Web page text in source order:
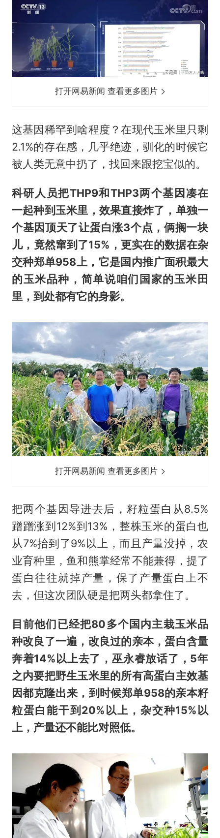
打开网易新闻 查看更多图片
这基因稀罕到啥程度？在现代玉米里只剩
2.1%的存在感，几乎绝迹，驯化的时候它
被人类无意中扔了，找回来跟挖宝似的。
科研人员把THP9和THP3两个基因凑在
一起种到玉米里，效果直接炸了，单独一
个基因顶天了让蛋白涨3个点，俩搁一块
儿，竟然窜到了15%，更实在的数据在杂
交种郑单958上，它是国内推广面积最大
的玉米品种，简单说咱们国家的玉米田
里，到处都有它的身影。
打开网易新闻 查看更多图片
把两个基因导进去后，籽粒蛋白从8.5%
蹭蹭涨到12%到13%，整株玉米的蛋白也
从7%抬到了9%以上，而且产量没掉，农
业育种里，鱼和熊掌经常不能兼得，提了
蛋白往往就掉产量，保了产量蛋白上不
去，但这次团队硬是把两头都拿住了。
目前他们已经把80多个国内主栽玉米品
种改良了一遍，改良过的亲本，蛋白含量
奔着14%以上去了，巫永睿放话了，5年
之内要把野生玉米里的所有高蛋白主效基
因都克隆出来，到时候郑单958的亲本籽
粒蛋白能干到20%以上，杂交种15%以
上，产量还不能比对照低。